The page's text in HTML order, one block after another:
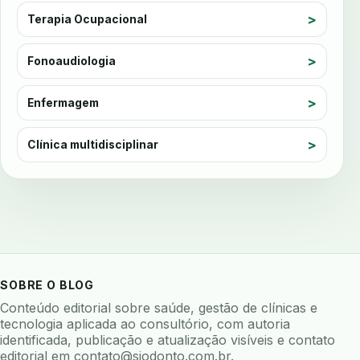
ausculta dentaria autenticacao forte
auto checkin autoclave autoclave logs
automacao automacao clinica
avaliacao de software odontologico
biofeedback biofilme biofilme dental
biofilme linhas agua bioimpedancia
Terapia Ocupacional
Fonoaudiologia
Enfermagem
Clínica multidisciplinar
SOBRE O BLOG
Conteúdo editorial sobre saúde, gestão de clínicas e
tecnologia aplicada ao consultório, com autoria
identificada, publicação e atualização visíveis e contato
editorial em contato@siodonto.com.br.